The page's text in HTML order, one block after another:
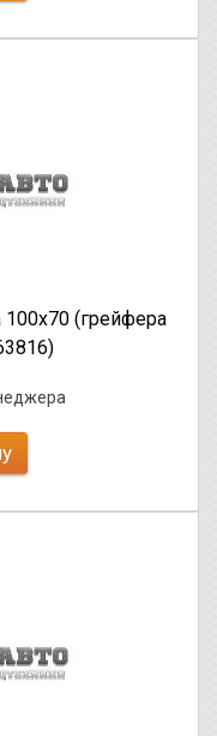
(грейфера